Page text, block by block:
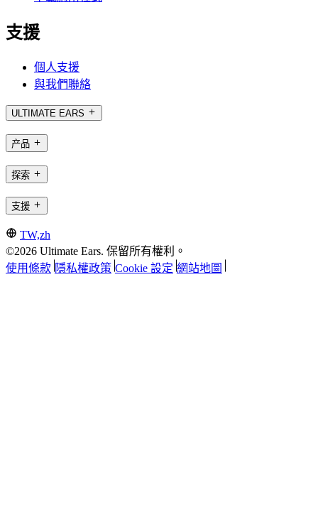
支援
個人支援
與我們聯絡
ULTIMATE EARS
产品
探索
支援
TW,zh
©2026 Ultimate Ears. 保留所有權利。
使用條款 隱私權政策 Cookie 設定 網站地圖